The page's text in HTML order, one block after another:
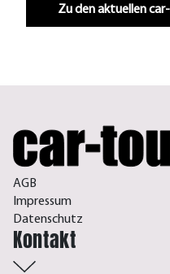
Zu den aktuellen
AGB
Impressum
Datenschutz
Kontakt